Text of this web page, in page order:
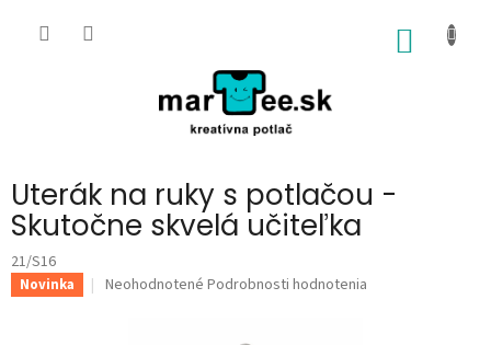
Uterák na ruky s potlačou -
Skutočne skvelá učiteľka
21/S16
Novinka
Priemerné
Neohodnotené Podrobnosti hodnotenia